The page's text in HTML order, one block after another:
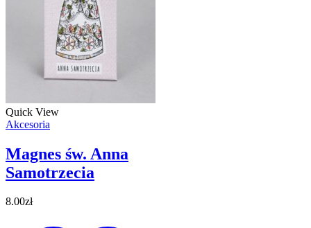
Quick View
Akcesoria
Magnes św. Anna
Samotrzecia
8.00zł